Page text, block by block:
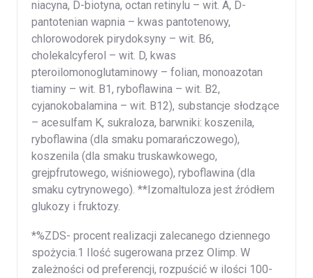
niacyna, D-biotyna, octan retinylu – wit. A, D-
pantotenian wapnia – kwas pantotenowy,
chlorowodorek pirydoksyny – wit. B6,
cholekalcyferol – wit. D, kwas
pteroilomonoglutaminowy – folian, monoazotan
tiaminy – wit. B1, ryboflawina – wit. B2,
cyjanokobalamina – wit. B12), substancje słodzące
– acesulfam K, sukraloza, barwniki: koszenila,
ryboflawina (dla smaku pomarańczowego),
koszenila (dla smaku truskawkowego,
grejpfrutowego, wiśniowego), ryboflawina (dla
smaku cytrynowego). **Izomaltuloza jest źródłem
glukozy i fruktozy.
*%ZDS- procent realizacji zalecanego dziennego
spożycia.1 Ilość sugerowana przez Olimp. W
zależności od preferencji, rozpuścić w ilości 100-